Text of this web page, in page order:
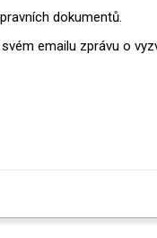
dokumentů.
emailu zprávu o